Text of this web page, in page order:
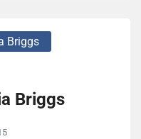
Briggs
Briggs